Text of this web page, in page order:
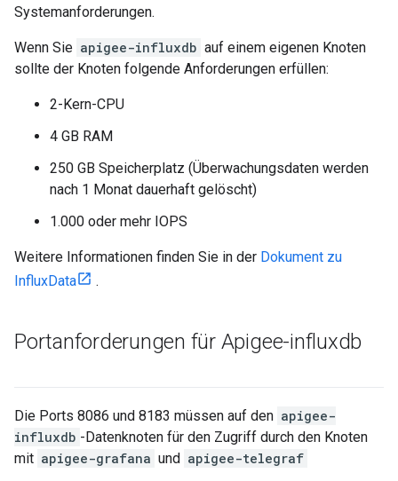
Systemanforderungen.
Wenn Sie apigee-influxdb auf einem eigenen Knoten
sollte der Knoten folgende Anforderungen erfüllen:
2-Kern-CPU
4 GB RAM
250 GB Speicherplatz (Überwachungsdaten werden
nach 1 Monat dauerhaft gelöscht)
1.000 oder mehr IOPS
Weitere Informationen finden Sie in der Dokument zu
InfluxData
.
Portanforderungen für Apigee-influxdb
Die Ports 8086 und 8183 müssen auf den apigee-
influxdb -Datenknoten für den Zugriff durch den Knoten
mit apigee-grafana und apigee-telegraf